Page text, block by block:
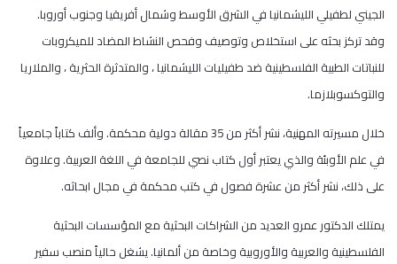
الجيني لطفيلي الليشمانيا في الشرق الأوسط وشمال أفريقيا وجنوب أوروبا.
وقد تركز بحثه على استخلاص وتوصيف وفحص النشاط المضاد للميكروبات
للنباتات الطبية الفلسطينية ضد طفيليات الليشمانيا ، والمتدثرة الحثرية ، والملاريا
والتوكسوبلازما.
خلال مسيرته المهنية، نشر أكثر من 35 مقالة دولية محكمة. وألف كتاباً جامعياً
في علم الأوبئة والذي يعتبر أول كتاب نصي للجامعة في اللغة العربية. وعلاوة
على ذلك، نشر أكثر من عشرة فصول في كتب محكمة في مجال ابحاثه.
يمتلك الدكتور عمرو العديد من الشراكات البحثية مع المؤسسات البحثية
الفلسطينية والعربية والأوروبية وخاصة من ألمانيا. يشغل حالياً منصب سفير